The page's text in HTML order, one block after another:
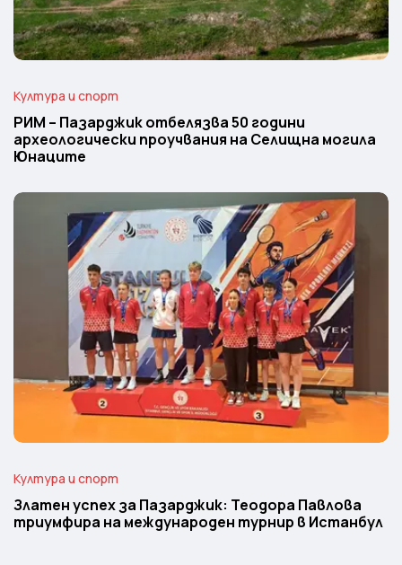
Култура и спорт
РИМ – Пазарджик отбелязва 50 години
археологически проучвания на Селищна могила
Юнаците
Култура и спорт
Златен успех за Пазарджик: Теодора Павлова
триумфира на международен турнир в Истанбул